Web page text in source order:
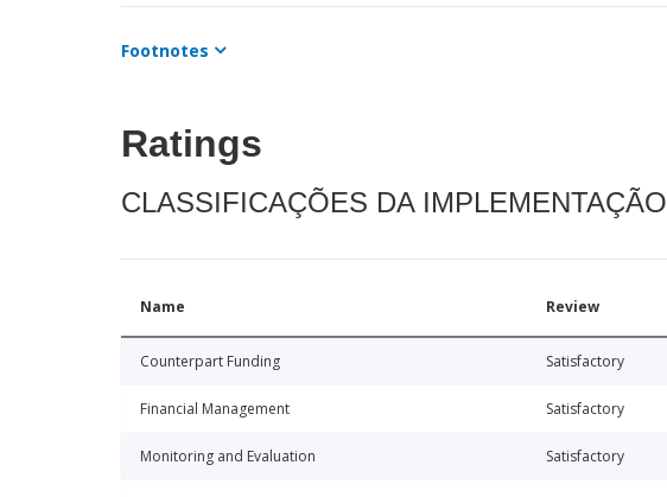
Footnotes
Ratings
CLASSIFICAÇÕES DA IMPLEMENTAÇÃO
Name Review
Counterpart Funding Satisfactory
Financial Management Satisfactory
Monitoring and Evaluation Satisfactory